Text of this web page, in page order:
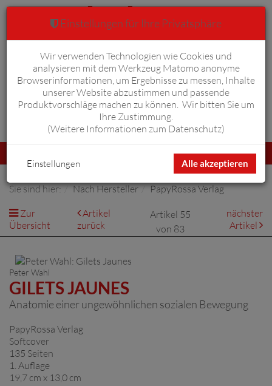
Anmelden Warenkorb 0
umschalten
Sie sind hier: Nach Hersteller
PapyRossa Verlag
Zur
Übersicht
Artikel
zurück
Artikel 55
von 83
nächster
Artikel
Peter Wahl
GILETS JAUNES
Anatomie einer ungewöhnlichen sozialen Bewegung
PapyRossa Verlag
Softcover
135 Seiten
1. Auflage
19,7 cm x 13,0 cm
Einstellungen für Ihre Privatsphäre
Wir verwenden Technologien wie Cookies und
analysieren mit dem Werkzeug Matomo anonyme
Browserinformationen, um Ergebnisse zu messen, Inhalte
unserer Website abzustimmen und passende
Produktvorschläge machen zu können. Wir bitten Sie um
Ihre Zustimmung.
(Weitere Informationen zum Datenschutz)
Alle akzeptieren
Einstellungen